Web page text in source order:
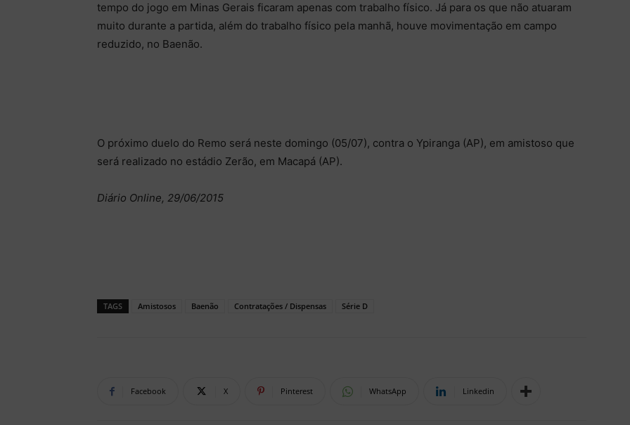
tempo do jogo em Minas Gerais ficaram apenas com trabalho físico. Já para os que não atuaram
muito durante a partida, além do trabalho físico pela manhã, houve movimentação em campo
reduzido, no Baenão.
O próximo duelo do Remo será neste domingo (05/07), contra o Ypiranga (AP), em amistoso que
será realizado no estádio Zerão, em Macapá (AP).
Diário Online, 29/06/2015
TAGS Amistosos Baenão Contratações / Dispensas Série D
Facebook X Pinterest WhatsApp Linkedin